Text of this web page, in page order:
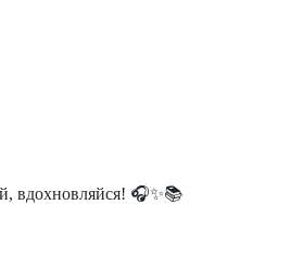
вдохновляйся! 🎧✨📚